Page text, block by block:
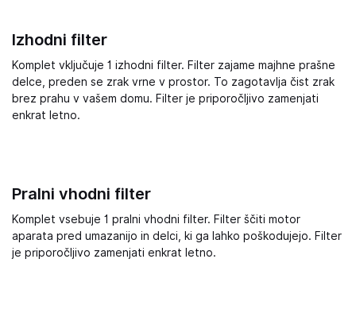
Izhodni filter
Komplet vključuje 1 izhodni filter. Filter zajame majhne prašne
delce, preden se zrak vrne v prostor. To zagotavlja čist zrak
brez prahu v vašem domu. Filter je priporočljivo zamenjati
enkrat letno.
Pralni vhodni filter
Komplet vsebuje 1 pralni vhodni filter. Filter ščiti motor
aparata pred umazanijo in delci, ki ga lahko poškodujejo. Filter
je priporočljivo zamenjati enkrat letno.